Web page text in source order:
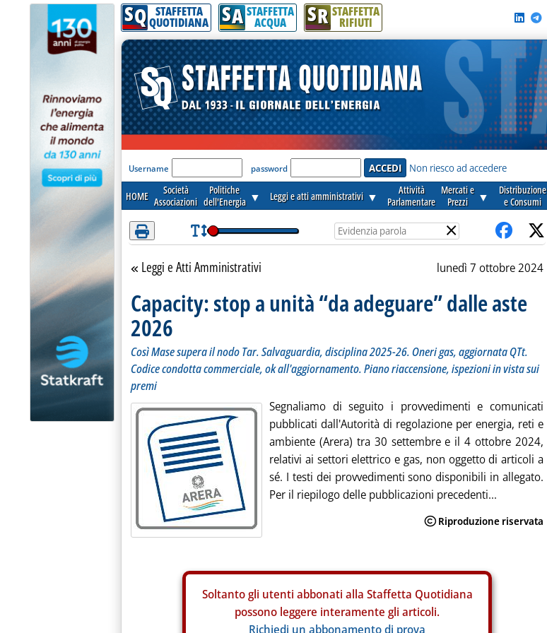
Attenzione! Esegui l'accesso per lèggere interamente la notizia.
SQ STAFFETTA
QUOTIDIANA SA STAFFETTA
ACQUA SR STAFFETTA
RIFIUTI
'Modulo Login per accedere'
Username password Non riesco ad accedere
HOME
Società
Associazioni
Politiche
dell'Energia ▼ Leggi e atti amministrativi ▼
Attività
Parlamentare
Mercati e
Prezzi
▼
Distribuzione
e Consumi
×
Torna alla sezione
Leggi e Atti Amministrativi lunedì 7 ottobre 2024
Capacity: stop a unità “da adeguare” dalle aste
2026
Così Mase supera il nodo Tar. Salvaguardia, disciplina 2025-26. Oneri gas, aggiornata QTt.
Codice condotta commerciale, ok all'aggiornamento. Piano riaccensione, ispezioni in vista sui
premi
Segnaliamo di seguito i provvedimenti e comunicati
pubblicati dall'Autorità di regolazione per energia, reti e
ambiente (Arera) tra 30 settembre e il 4 ottobre 2024,
relativi ai settori elettrico e gas, non oggetto di articoli a
sé. I testi dei provvedimenti sono disponibili in allegato.
Per il riepilogo delle pubblicazioni precedenti...
Soltanto gli utenti abbonati alla Staffetta Quotidiana
possono leggere interamente gli articoli.
Richiedi un abbonamento di prova